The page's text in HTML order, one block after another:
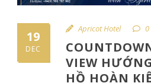
19
DEC
Apricot Hotel 0
VIEW
HỒ HOÀN